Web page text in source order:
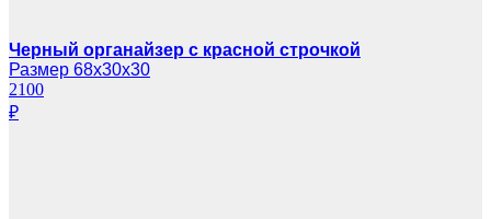
Черный органайзер с красной строчкой
Размер 68х30х30
2100
₽